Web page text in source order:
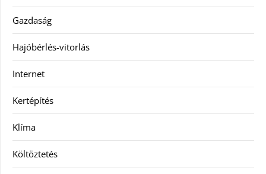
Gazdaság
Hajóbérlés-vitorlás
Internet
Kertépítés
Klíma
Költöztetés